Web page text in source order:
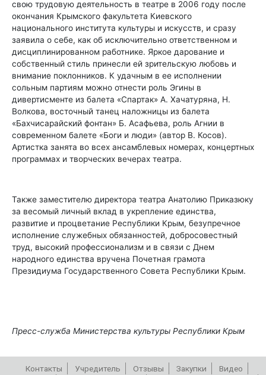
свою трудовую деятельность в театре в 2006 году после
окончания Крымского факультета Киевского
национального института культуры и искусств, и сразу
заявила о себе, как об исключительно ответственном и
дисциплинированном работнике. Яркое дарование и
собственный стиль принесли ей зрительскую любовь и
внимание поклонников. К удачным в ее исполнении
сольным партиям можно отнести роль Эгины в
дивертисменте из балета «Спартак» А. Хачатуряна, Н.
Волкова, восточный танец наложницы из балета
«Бахчисарайский фонтан» Б. Асафьева, роль Агнии в
современном балете «Боги и люди» (автор В. Косов).
Артистка занята во всех ансамблевых номерах, концертных
программах и творческих вечерах театра.
Также заместителю директора театра Анатолию Приказюку
за весомый личный вклад в укрепление единства,
развитие и процветание Республики Крым, безупречное
исполнение служебных обязанностей, добросовестный
труд, высокий профессионализм и в связи с Днем
народного единства вручена Почетная грамота
Президиума Государственного Совета Республики Крым.
Пресс-служба Министерства культуры Республики Крым
Контакты Учредитель Отзывы Закупки
Видео